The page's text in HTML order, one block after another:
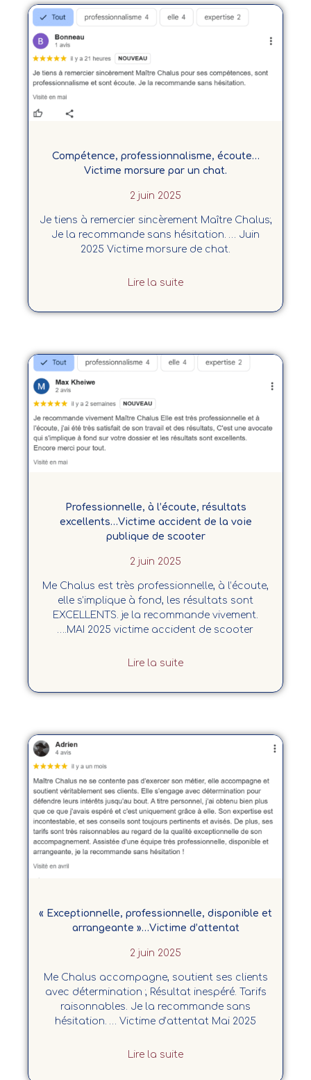
Compétence, professionnalisme, écoute…
Victime morsure par un chat.
2 juin 2025
Je tiens à remercier sincèrement Maître Chalus;
Je la recommande sans hésitation. … Juin
2025 Victime morsure de chat.
Lire la suite
Professionnelle, à l’écoute, résultats
excellents…Victime accident de la voie
publique de scooter
2 juin 2025
Me Chalus est très professionnelle, à l’écoute,
elle s’implique à fond, les résultats sont
EXCELLENTS. je la recommande vivement.
….MAI 2025 victime accident de scooter
Lire la suite
« Exceptionnelle, professionnelle, disponible et
arrangeante »…Victime d’attentat
2 juin 2025
Me Chalus accompagne, soutient ses clients
avec détermination ; Résultat inespéré. Tarifs
raisonnables. Je la recommande sans
hésitation. … Victime d’attentat Mai 2025
Lire la suite